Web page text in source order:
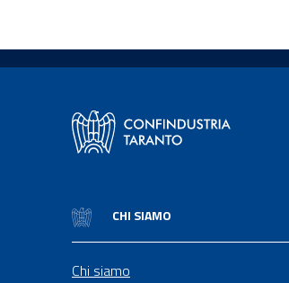
CHI SIAMO
Chi siamo